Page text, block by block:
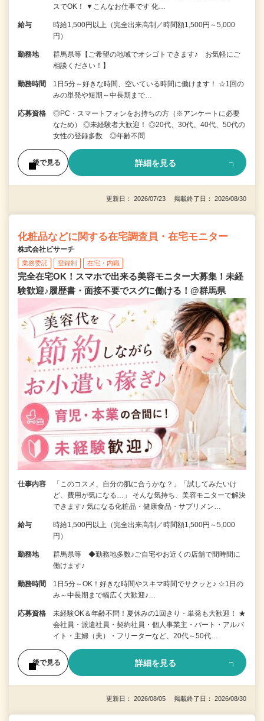
スでOK！ ▼こんなお仕事です 化…
給与
時給1,500円以上（完全出来高制／時間額1,500円～5,000
円）
勤務地
群馬県等【ご希望の地域でオシゴトできます♪ お気軽にご
相談ください！】
勤務時間
1日5分～好きな時間、空いている時間に働けます！ ☆1回の
みの単発や短期～中長期まで…
応募資格
◎PC・スマートフォンをお持ちの方（※アンケートに必要
なため） ◎未経験者大歓迎！ ◎20代、30代、40代、50代の
女性の登録多数 ◎年齢不問
後で見る 詳細を見る
更新日： 2026/07/23 掲載終了日： 2026/08/30
化粧品などに関する在宅調査員・在宅モニター
株式会社ビサーチ
業務委託 登録制 在宅・内職
完全在宅OK！スマホで出来る美容モニター大募集！未経
験歓迎♪履歴書・面接不要でスグに働ける！@群馬県
仕事内容
「このコスメ、自分の肌に合うかな？」「試してみたいけ
ど、費用が気になる…」 そんな気持ち、美容モニターで解決
できます♪ 気になる化粧品・健康食品・サプリメン…
給与
時給1,500円以上（完全出来高制／時間額1,500円～5,000
円）
勤務地
群馬県等 ◆勤務地多数♪ご自宅やお近くの店舗で間時間に
働けます♪
勤務時間
1日5分～OK！好きな時間やスキマ時間でサクッと♪ ☆1日の
み～中長期まで幅広く大歓迎♪…
応募資格
未経験OK＆年齢不問！夏休みの1回きり・単発も大歓迎！ ★
会社員・派遣社員・契約社員・個人事業主・パート・アルバ
イト・主婦（夫）・フリーターなど、20代～50代…
後で見る 詳細を見る
更新日： 2026/08/05 掲載終了日： 2026/08/30